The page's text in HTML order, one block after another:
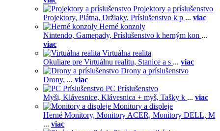
Projektory a príslušenstvo
Projektory, Plátna, Držiaky, Príslušenstvo k p ... viac
Herné konzoly
Nintendo, Gamepady, Príslušenstvo k herným kon ...
viac
Virtuálna realita
Okuliare pre Virtuálnu realitu, Stanice a s ... viac
Drony a príslušenstvo
Drony, ... viac
PC Príslušenstvo
Myši, Klávesnice, Klávesnica + myš, Tašky k ... viac
Monitory a displeje
Herné Monitory, Monitory ACER, Monitory DELL, M
... viac